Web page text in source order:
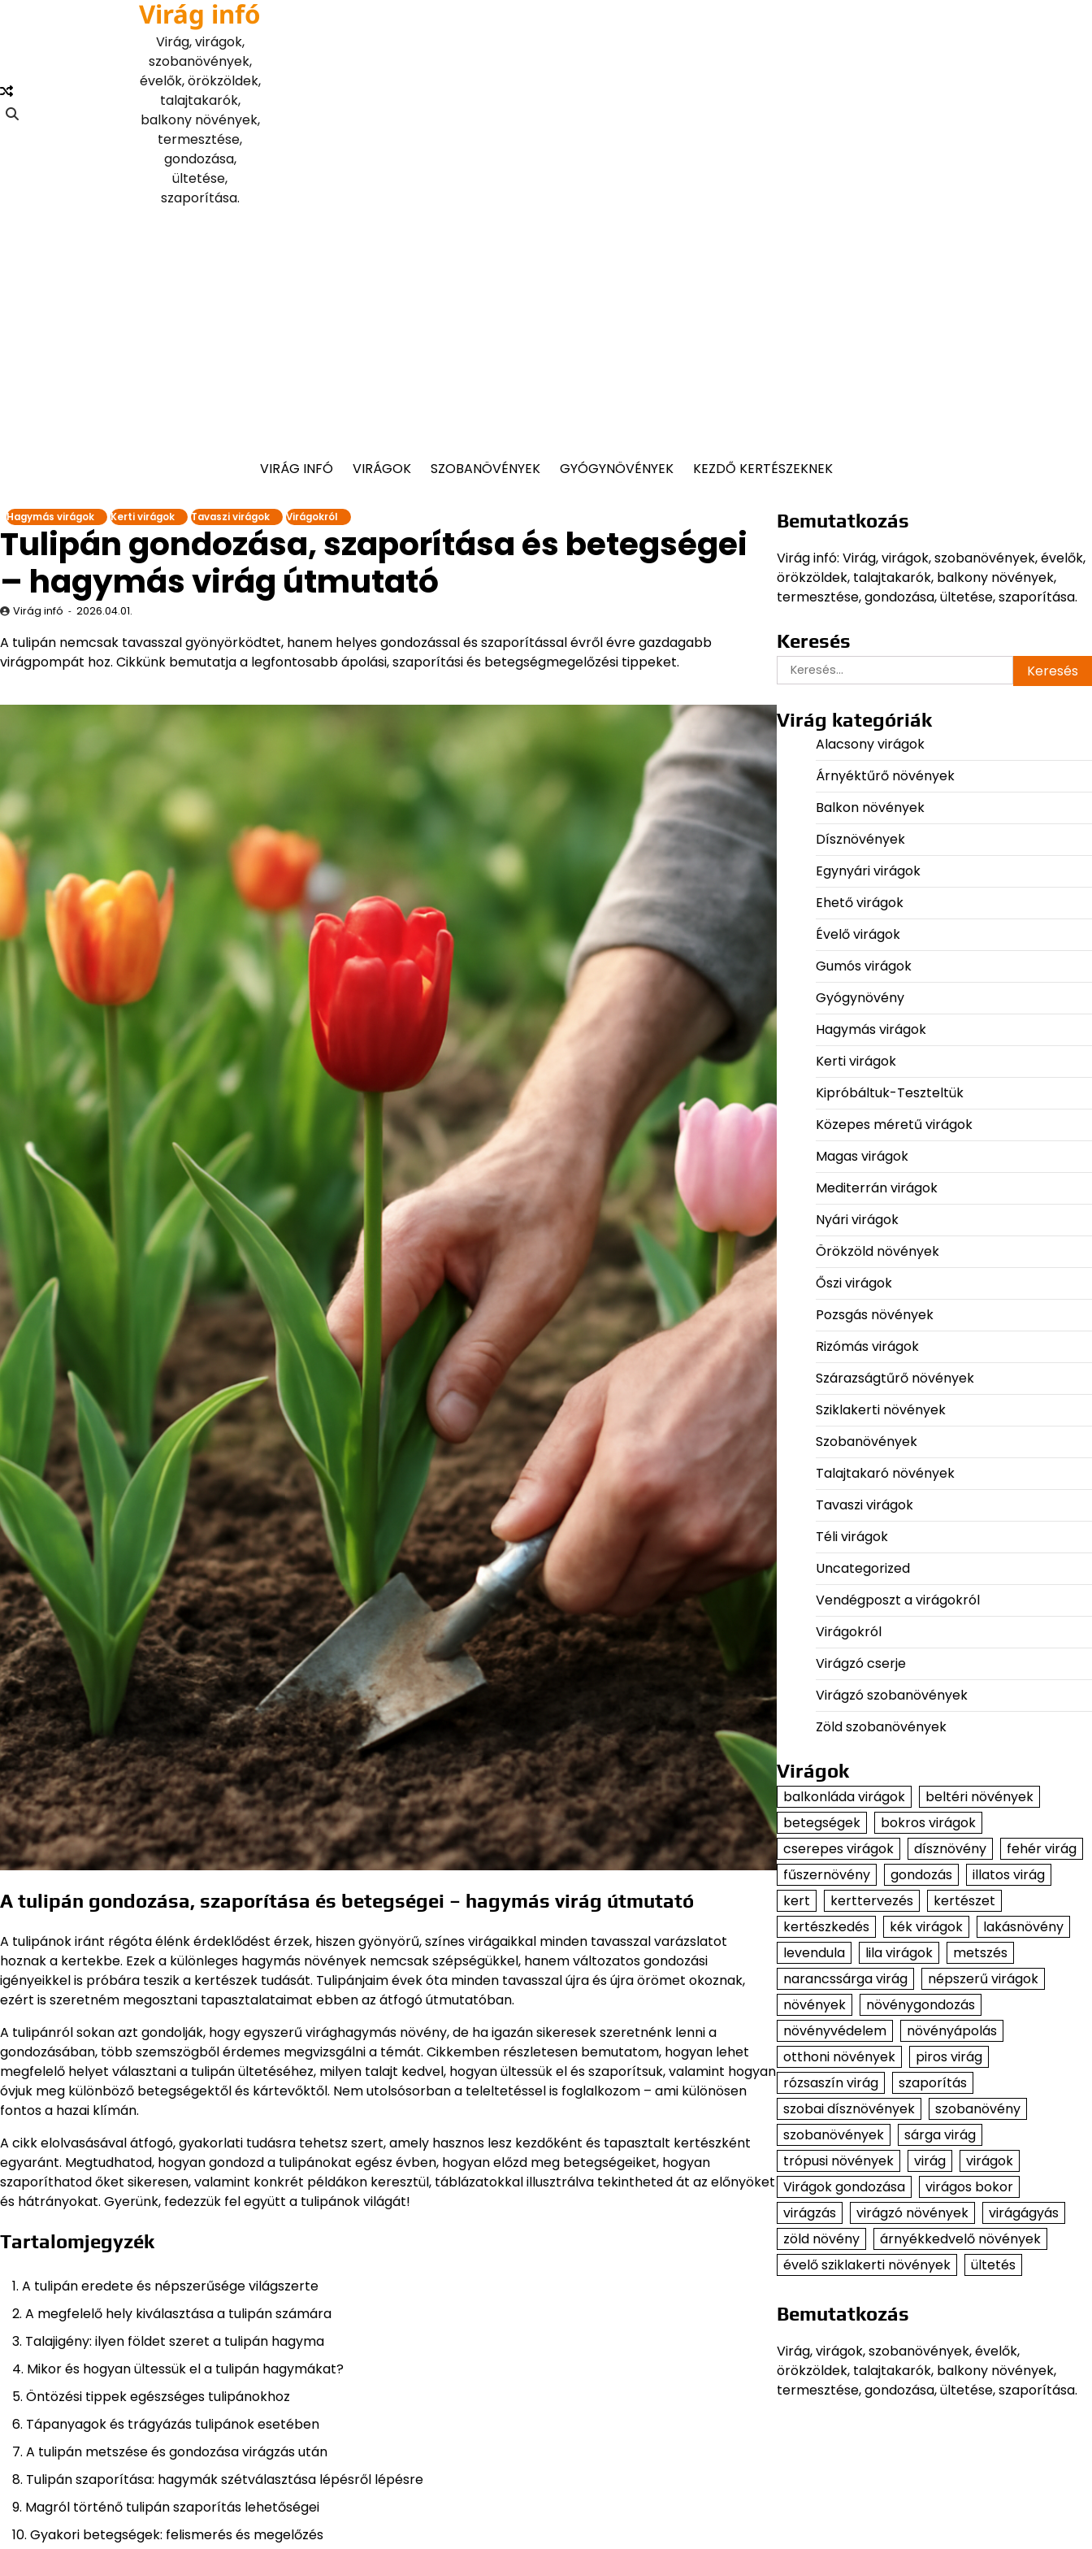
Virág infó
Virág, virágok,
szobanövények,
évelők, örökzöldek,
talajtakarók,
balkony növények,
termesztése,
gondozása,
ültetése,
szaporítása.
VIRÁG INFÓ VIRÁGOK SZOBANÖVÉNYEK GYÓGYNÖVÉNYEK KEZDŐ KERTÉSZEKNEK
Hagymás virágok Kerti virágok Tavaszi virágok Virágokról
Tulipán gondozása, szaporítása és betegségei
– hagymás virág útmutató
Virág infó 2026.04.01.
A tulipán nemcsak tavasszal gyönyörködtet, hanem helyes gondozással és szaporítással évről évre gazdagabb
virágpompát hoz. Cikkünk bemutatja a legfontosabb ápolási, szaporítási és betegségmegelőzési tippeket.
A tulipán gondozása, szaporítása és betegségei – hagymás virág útmutató
A tulipánok iránt régóta élénk érdeklődést érzek, hiszen gyönyörű, színes virágaikkal minden tavasszal varázslatot
hoznak a kertekbe. Ezek a különleges hagymás növények nemcsak szépségükkel, hanem változatos gondozási
igényeikkel is próbára teszik a kertészek tudását. Tulipánjaim évek óta minden tavasszal újra és újra örömet okoznak,
ezért is szeretném megosztani tapasztalataimat ebben az átfogó útmutatóban.
A tulipánról sokan azt gondolják, hogy egyszerű virághagymás növény, de ha igazán sikeresek szeretnénk lenni a
gondozásában, több szemszögből érdemes megvizsgálni a témát. Cikkemben részletesen bemutatom, hogyan lehet
megfelelő helyet választani a tulipán ültetéséhez, milyen talajt kedvel, hogyan ültessük el és szaporítsuk, valamint hogyan
óvjuk meg különböző betegségektől és kártevőktől. Nem utolsósorban a teleltetéssel is foglalkozom – ami különösen
fontos a hazai klímán.
A cikk elolvasásával átfogó, gyakorlati tudásra tehetsz szert, amely hasznos lesz kezdőként és tapasztalt kertészként
egyaránt. Megtudhatod, hogyan gondozd a tulipánokat egész évben, hogyan előzd meg betegségeiket, hogyan
szaporíthatod őket sikeresen, valamint konkrét példákon keresztül, táblázatokkal illusztrálva tekintheted át az előnyöket
és hátrányokat. Gyerünk, fedezzük fel együtt a tulipánok világát!
Tartalomjegyzék
A tulipán eredete és népszerűsége világszerte
A megfelelő hely kiválasztása a tulipán számára
Talajigény: ilyen földet szeret a tulipán hagyma
Mikor és hogyan ültessük el a tulipán hagymákat?
Öntözési tippek egészséges tulipánokhoz
Tápanyagok és trágyázás tulipánok esetében
A tulipán metszése és gondozása virágzás után
Tulipán szaporítása: hagymák szétválasztása lépésről lépésre
Magról történő tulipán szaporítás lehetőségei
Gyakori betegségek: felismerés és megelőzés
Bemutatkozás
Virág infó: Virág, virágok, szobanövények, évelők,
örökzöldek, talajtakarók, balkony növények,
termesztése, gondozása, ültetése, szaporítása.
Keresés
Keresés:
Virág kategóriák
Alacsony virágok
Árnyéktűrő növények
Balkon növények
Dísznövények
Egynyári virágok
Ehető virágok
Évelő virágok
Gumós virágok
Gyógynövény
Hagymás virágok
Kerti virágok
Kipróbáltuk-Teszteltük
Közepes méretű virágok
Magas virágok
Mediterrán virágok
Nyári virágok
Örökzöld növények
Őszi virágok
Pozsgás növények
Rizómás virágok
Szárazságtűrő növények
Sziklakerti növények
Szobanövények
Talajtakaró növények
Tavaszi virágok
Téli virágok
Uncategorized
Vendégposzt a virágokról
Virágokról
Virágzó cserje
Virágzó szobanövények
Zöld szobanövények
Virágok
balkonláda virágok
beltéri növények
betegségek
bokros virágok
cserepes virágok
dísznövény
fehér virág
fűszernövény
gondozás
illatos virág
kert
kerttervezés
kertészet
kertészkedés
kék virágok
lakásnövény
levendula
lila virágok
metszés
narancssárga virág
népszerű virágok
növények
növénygondozás
növényvédelem
növényápolás
otthoni növények
piros virág
rózsaszín virág
szaporítás
szobai dísznövények
szobanövény
szobanövények
sárga virág
trópusi növények
virág
virágok
Virágok gondozása
virágos bokor
virágzás
virágzó növények
virágágyás
zöld növény
árnyékkedvelő növények
évelő sziklakerti növények
ültetés
Bemutatkozás
Virág, virágok, szobanövények, évelők,
örökzöldek, talajtakarók, balkony növények,
termesztése, gondozása, ültetése, szaporítása.